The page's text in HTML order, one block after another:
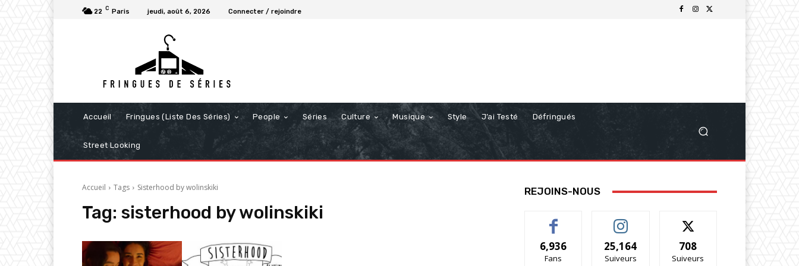
22 C Paris jeudi, août 6, 2026 Connecter / rejoindre
Accueil Fringues (Liste Des Séries) People Séries Culture Musique Style J’ai Testé Défringués
Street Looking
Accueil Tags Sisterhood by wolinskiki
Tag: sisterhood by wolinskiki
REJOINS-NOUS
6,936
Fans
25,164
Suiveurs
708
Suiveurs